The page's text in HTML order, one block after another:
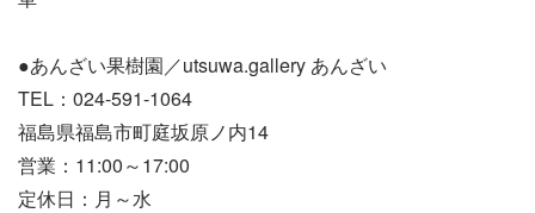
●あんざい果樹園／utsuwa.gallery あんざい
TEL：024-591-1064
福島県福島市町庭坂原ノ内14
営業：11:00～17:00
定休日：月～水